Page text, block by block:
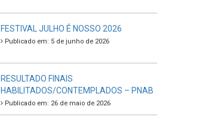
FESTIVAL JULHO É NOSSO 2026
Publicado em: 5 de junho de 2026
RESULTADO FINAIS
HABILITADOS/CONTEMPLADOS – PNAB
Publicado em: 26 de maio de 2026